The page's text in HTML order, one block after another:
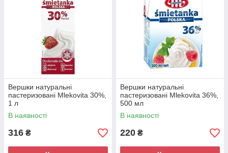
Вершки натуральні
пастеризовані Mlekovita 30%,
1 л
В наявності
316 ₴
Вершки натуральні
пастеризовані Mlekovita 36%,
500 мл
В наявності
220 ₴